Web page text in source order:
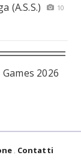
(A.S.S.)
10
2026
Contatti